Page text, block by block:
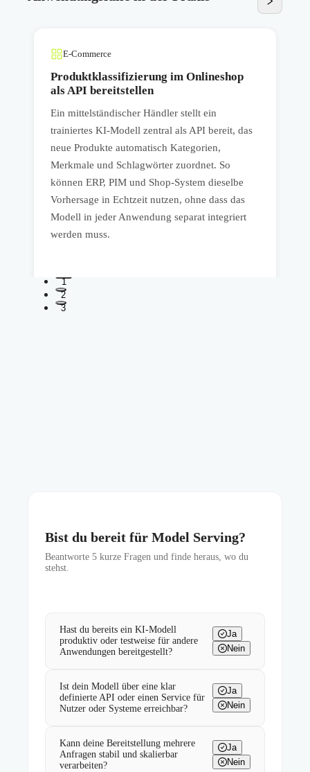
E-Commerce
Produktklassifizierung im Onlineshop
als API bereitstellen
Ein mittelständischer Händler stellt ein
trainiertes KI-Modell zentral als API bereit, das
neue Produkte automatisch Kategorien,
Merkmale und Schlagwörter zuordnet. So
können ERP, PIM und Shop-System dieselbe
Vorhersage in Echtzeit nutzen, ohne dass das
Modell in jeder Anwendung separat integriert
werden muss.
1
2
3
Bist du bereit für Model Serving?
Beantworte 5 kurze Fragen und finde heraus, wo du
stehst.
Hast du bereits ein KI-Modell
produktiv oder testweise für andere
Anwendungen bereitgestellt?
Ja
Nein
Ist dein Modell über eine klar
definierte API oder einen Service für
Nutzer oder Systeme erreichbar?
Ja
Nein
Kann deine Bereitstellung mehrere
Anfragen stabil und skalierbar
verarbeiten?
Ja
Nein